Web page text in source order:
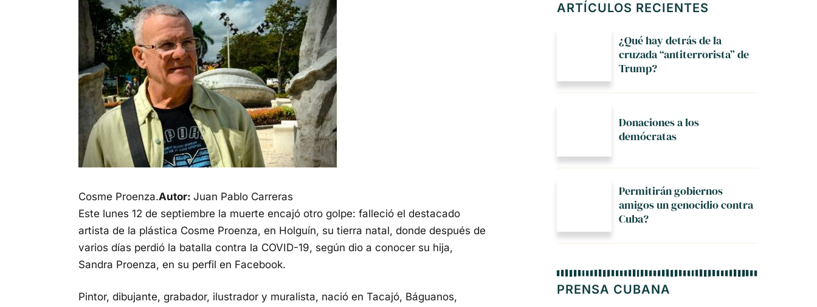
Cosme Proenza.Autor: Juan Pablo Carreras
Este lunes 12 de septiembre la muerte encajó otro golpe: falleció el destacado
artista de la plástica Cosme Proenza, en Holguín, su tierra natal, donde después de
varios días perdió la batalla contra la COVID-19, según dio a conocer su hija,
Sandra Proenza, en su perfil en Facebook.
Pintor, dibujante, grabador, ilustrador y muralista, nació en Tacajó, Báguanos,
ARTÍCULOS RECIENTES
¿Qué hay detrás de la
cruzada “antiterrorista” de
Trump?
Donaciones a los
demócratas
Permitirán gobiernos
amigos un genocidio contra
Cuba?
PRENSA CUBANA